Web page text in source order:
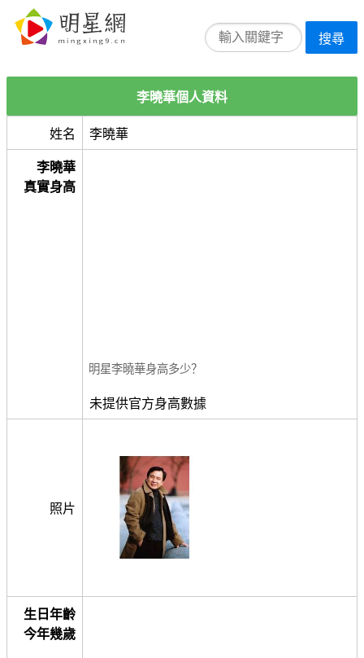
搜尋
李曉華個人資料
姓名 李曉華
李曉華
真實身高
明星李曉華身高多少？
未提供官方身高數據
照片
生日年齡
今年幾歲